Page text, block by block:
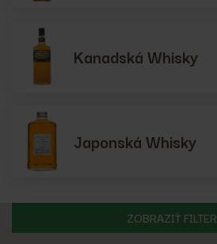
Kanadská Whisky
Japonská Whisky
ZOBRAZIŤ FILTER